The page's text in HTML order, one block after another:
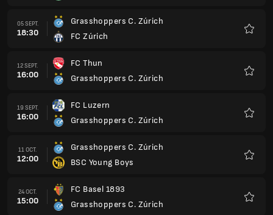
05 SEPT.
18:30
Grasshoppers C. Zúrich
FC Zúrich
12 SEPT.
16:00
FC Thun
Grasshoppers C. Zúrich
19 SEPT.
16:00
FC Luzern
Grasshoppers C. Zúrich
11 OCT.
12:00
Grasshoppers C. Zúrich
BSC Young Boys
24 OCT.
15:00
FC Basel 1893
Grasshoppers C. Zúrich